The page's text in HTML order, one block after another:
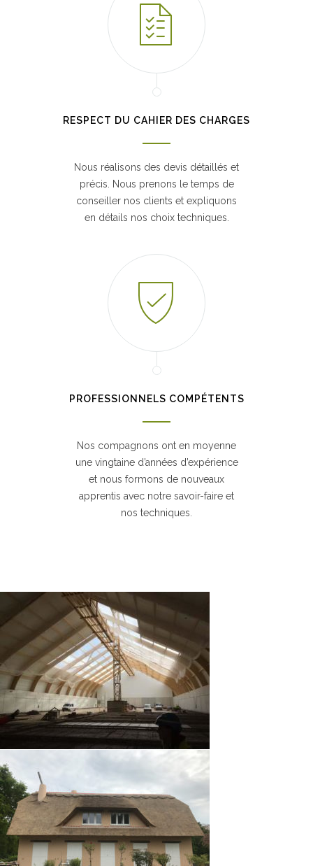
RESPECT DU CAHIER DES CHARGES
Nous réalisons des devis détaillés et
précis. Nous prenons le temps de
conseiller nos clients et expliquons
en détails nos choix techniques.
PROFESSIONNELS COMPÉTENTS
Nos compagnons ont en moyenne
une vingtaine d’années d’expérience
et nous formons de nouveaux
apprentis avec notre savoir-faire et
nos techniques.